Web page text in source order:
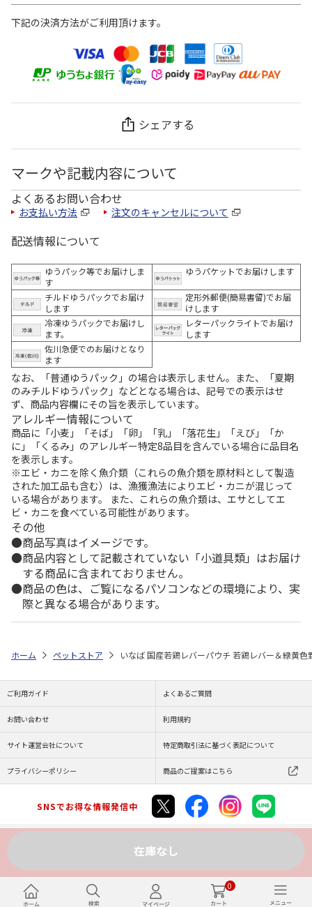
0
下記の決済方法がご利用頂けます。
シェアする
マークや記載内容について
よくあるお問い合わせ
お支払い方法 注文のキャンセルについて
配送情報について
ゆうパック等でお届けしま
す
ゆうパケットでお届けします
チルドゆうパックでお届け
します
定形外郵便(簡易書留)でお届
けします
冷凍ゆうパックでお届けし
ます。
レターパックライトでお届け
します
佐川急便でのお届けとなり
ます
なお、「普通ゆうパック」の場合は表示しません。また、「夏期
のみチルドゆうパック」などとなる場合は、記号での表示はせ
ず、商品内容欄にその旨を表示しています。
アレルギー情報について
商品に「小麦」「そば」「卵」「乳」「落花生」「えび」「か
に」「くるみ」のアレルギー特定8品目を含んでいる場合に品目名
を表示します。
※エビ・カニを除く魚介類（これらの魚介類を原材料として製造
された加工品も含む）は、漁獲漁法によりエビ・カニが混じって
いる場合があります。 また、これらの魚介類は、エサとしてエ
ビ・カニを食べている可能性があります。
その他
商品写真はイメージです。
商品内容として記載されていない「小道具類」はお届け
する商品に含まれておりません。
商品の色は、ご覧になるパソコンなどの環境により、実
際と異なる場合があります。
在庫なし
ホーム ペットストア いなば 国産若鶏レバーパウチ 若鶏レバー＆緑黄
ご利用ガイド よくあるご質問
お問い合わせ 利用規約
サイト運営会社について 特定商取引法に基づく表記について
プライバシーポリシー 商品のご提案はこちら
SNSでお得な情報発信中